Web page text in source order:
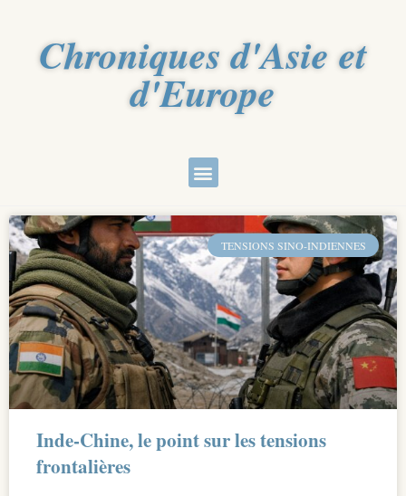
Chroniques d'Asie et
d'Europe
TENSIONS SINO-INDIENNES
Inde-Chine, le point sur les tensions
frontalières